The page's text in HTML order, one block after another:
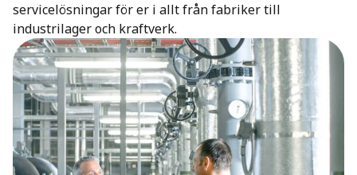
servicelösningar för er i allt från fabriker till
industrilager och kraftverk.